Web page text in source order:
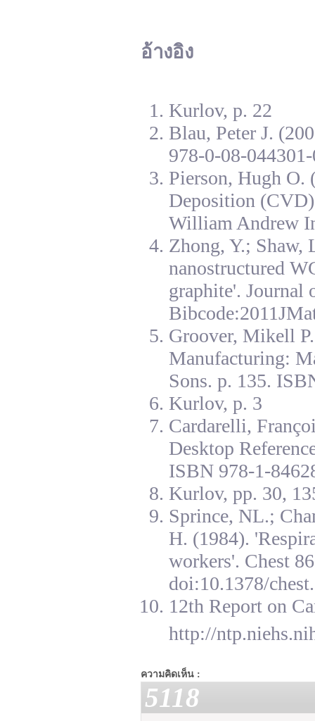
อ้างอิง
Kurlov, p. 22
Blau, Peter J.
978-0-08-
Pierson, Hugh O.
Deposition
William Andrew
Zhong, Y.; Shaw,
nanostructured
graphite'. Journal
Groover, Mikell
Manufacturing:
Sons. p. 135.
Kurlov, p. 3
Cardarelli,
Desktop
ISBN 978-1-
Kurlov, pp. 30,
Sprince, NL.;
H. (1984).
workers'. Chest
doi:10.1378/
12th Report on
http://
ความคิดเห็น :
5118